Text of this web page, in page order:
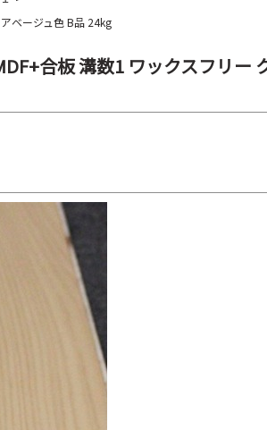
ベージュ色 B品 24kg
合板 溝数1 ワックスフリー